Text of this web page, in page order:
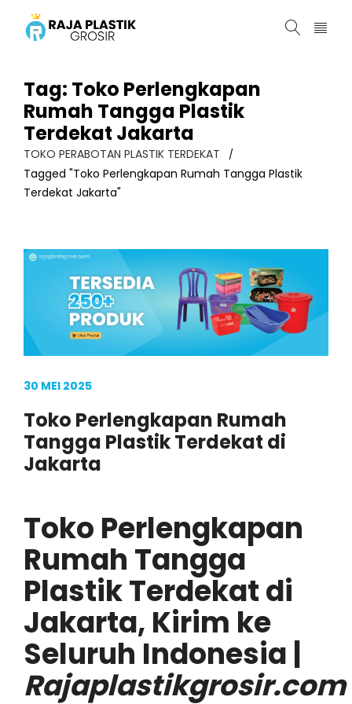
Tag: Toko Perlengkapan
Rumah Tangga Plastik
Terdekat Jakarta
TOKO PERABOTAN PLASTIK TERDEKAT /
Tagged "Toko Perlengkapan Rumah Tangga Plastik
Terdekat Jakarta"
30 MEI 2025
Toko Perlengkapan Rumah
Tangga Plastik Terdekat di
Jakarta
Toko Perlengkapan
Rumah Tangga
Plastik Terdekat di
Jakarta, Kirim ke
Seluruh Indonesia |
Rajaplastikgrosir.com